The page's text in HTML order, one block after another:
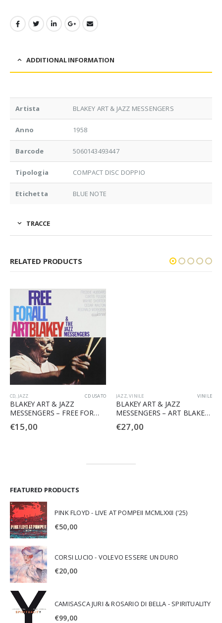
ADDITIONAL INFORMATION
Artista BLAKEY ART & JAZZ MESSENGERS
Anno 1958
Barcode 5060143493447
Tipologia COMPACT DISC DOPPIO
Etichetta BLUE NOTE
TRACCE
RELATED PRODUCTS
CD USATO
CD, JAZZ
BLAKEY ART & JAZZ
MESSENGERS – FREE FOR
ALL
€15,00
VINILE
JAZZ,VINILE
BLAKEY ART & JAZZ
MESSENGERS – ART BLAKEY
& JAZZ MESSENGERS
€27,00
FEATURED PRODUCTS
PINK FLOYD - LIVE AT POMPEII MCMLXXII ('25)
€50,00
CORSI LUCIO - VOLEVO ESSERE UN DURO
€20,00
CAMISASCA JURI & ROSARIO DI BELLA - SPIRITUALITY
€99,00